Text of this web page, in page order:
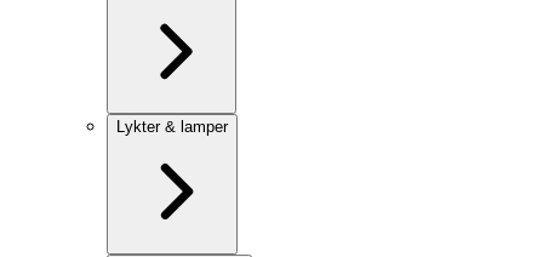
Lykter & lamper